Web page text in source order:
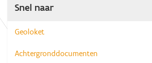
Snel naar
Geoloket
Achtergronddocumenten